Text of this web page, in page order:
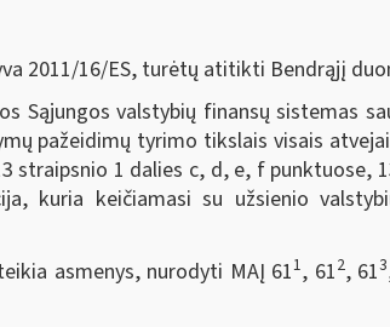
2011/16/ES, turėtų atitikti Bendrąjį
Sąjungos valstybių finansų sistemas
pažeidimų tyrimo tikslais visais
1 dalies c, d, e, f punktuose,
kuria keičiamasi su užsienio
asmenys, nurodyti MAĮ 611, 612, 613